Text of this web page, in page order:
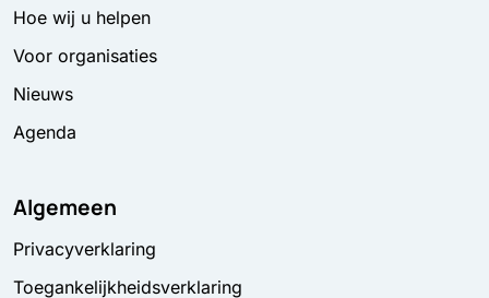
Hoe wij u helpen
Voor organisaties
Nieuws
Agenda
Algemeen
Privacyverklaring
Toegankelijkheidsverklaring